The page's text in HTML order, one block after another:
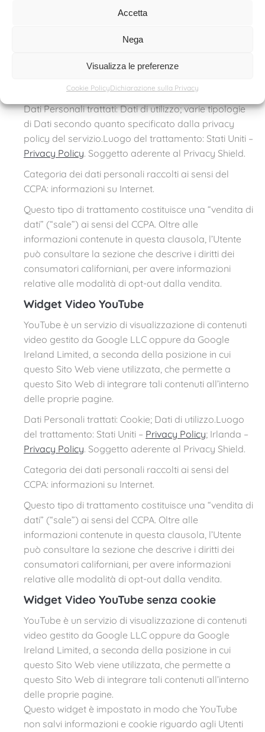
Accetta
Nega
Visualizza le preferenze
Cookie PolicyDichiarazione sulla Privacy
Google Fonts è un servizio di visualizzazione di stili di
questo Sito Web di integrare tali contenuti all’interno
delle proprie pagine.
Dati Personali trattati: Dati di utilizzo; varie tipologie
di Dati secondo quanto specificato dalla privacy
policy del servizio.Luogo del trattamento: Stati Uniti –
Privacy Policy. Soggetto aderente al Privacy Shield.
Categoria dei dati personali raccolti ai sensi del
CCPA: informazioni su Internet.
Questo tipo di trattamento costituisce una “vendita di
dati” (“sale”) ai sensi del CCPA. Oltre alle
informazioni contenute in questa clausola, l’Utente
può consultare la sezione che descrive i diritti dei
consumatori californiani, per avere informazioni
relative alle modalità di opt-out dalla vendita.
Widget Video YouTube
YouTube è un servizio di visualizzazione di contenuti
video gestito da Google LLC oppure da Google
Ireland Limited, a seconda della posizione in cui
questo Sito Web viene utilizzata, che permette a
questo Sito Web di integrare tali contenuti all’interno
delle proprie pagine.
Dati Personali trattati: Cookie; Dati di utilizzo.Luogo
del trattamento: Stati Uniti – Privacy Policy; Irlanda –
Privacy Policy. Soggetto aderente al Privacy Shield.
Categoria dei dati personali raccolti ai sensi del
CCPA: informazioni su Internet.
Questo tipo di trattamento costituisce una “vendita di
dati” (“sale”) ai sensi del CCPA. Oltre alle
informazioni contenute in questa clausola, l’Utente
può consultare la sezione che descrive i diritti dei
consumatori californiani, per avere informazioni
relative alle modalità di opt-out dalla vendita.
Widget Video YouTube senza cookie
YouTube è un servizio di visualizzazione di contenuti
video gestito da Google LLC oppure da Google
Ireland Limited, a seconda della posizione in cui
questo Sito Web viene utilizzata, che permette a
questo Sito Web di integrare tali contenuti all’interno
delle proprie pagine.
Questo widget è impostato in modo che YouTube
non salvi informazioni e cookie riguardo agli Utenti